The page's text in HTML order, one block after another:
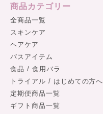
商品カテゴリー
全商品一覧
スキンケア
ヘアケア
バスアイテム
食品 / 食用バラ
トライアル / はじめての方へ
定期便商品一覧
ギフト商品一覧